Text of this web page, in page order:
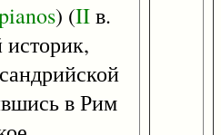
) (IIв.
историк,
в Рим